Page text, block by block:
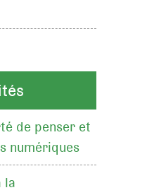
de penser et
numériques
la